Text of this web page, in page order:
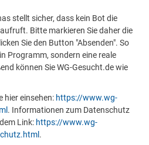
stellt sicher, dass kein Bot die
Bitte markieren Sie daher die
Sie den Button "Absenden". So
Programm, sondern eine reale
können Sie WG-Gesucht.de wie
hier einsehen: https://www.wg-
. Informationen zum Datenschutz
Link: https://www.wg-
.